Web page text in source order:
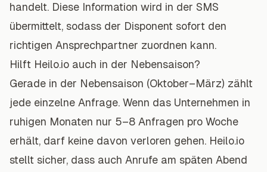
handelt. Diese Information wird in der SMS
übermittelt, sodass der Disponent sofort den
richtigen Ansprechpartner zuordnen kann.
Hilft Heilo.io auch in der Nebensaison?
Gerade in der Nebensaison (Oktober–März) zählt
jede einzelne Anfrage. Wenn das Unternehmen in
ruhigen Monaten nur 5–8 Anfragen pro Woche
erhält, darf keine davon verloren gehen. Heilo.io
stellt sicher, dass auch Anrufe am späten Abend